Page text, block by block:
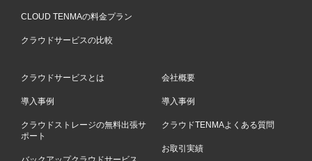
CLOUD TENMAの料金プラン
クラウドサービスの比較
クラウドサービスとは
導入事例
クラウドストレージの無料出張サ
ポート
会社概要
導入事例
クラウドTENMAよくある質問
お取引実績